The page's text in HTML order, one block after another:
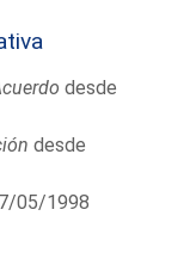
desde
desde
05/1998